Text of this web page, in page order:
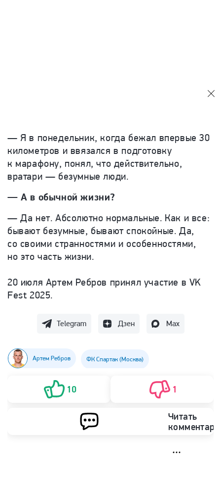
— Я в понедельник, когда бежал впервые 30
километров и ввязался в подготовку
к марафону, понял, что действительно,
вратари — безумные люди.
— А в обычной жизни?
— Да нет. Абсолютно нормальные. Как и все:
бывают безумные, бывают спокойные. Да,
со своими странностями и особенностями,
но это часть жизни.
20 июля Артем Ребров принял участие в VK
Fest 2025.
Telegram Дзен Max
Артем Ребров ФК Спартак (Москва)
10 1
Читать